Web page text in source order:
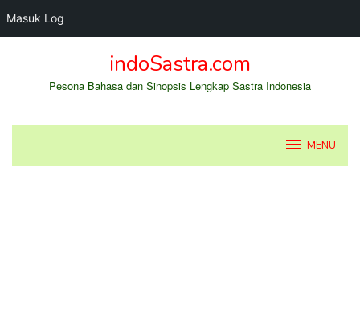
Masuk Log
indoSastra.com
Pesona Bahasa dan Sinopsis Lengkap Sastra Indonesia
MENU